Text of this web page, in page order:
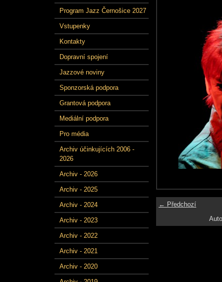
Program Jazz Černošice 2027
Vstupenky
Kontakty
Dopravní spojení
Jazzové noviny
Sponzorská podpora
Grantová podpora
Mediální podpora
Pro média
Archiv účinkujících 2006 -
2026
Archiv - 2026
Archiv - 2025
Archiv - 2024
Archiv - 2023
Archiv - 2022
Archiv - 2021
Archiv - 2020
← Předchozí